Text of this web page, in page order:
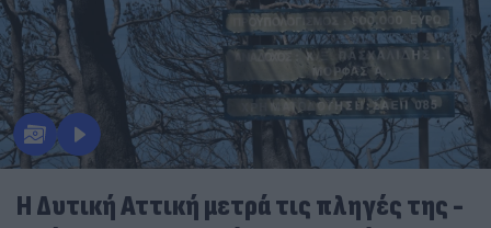
Η Δυτική Αττική μετρά τις πληγές της -